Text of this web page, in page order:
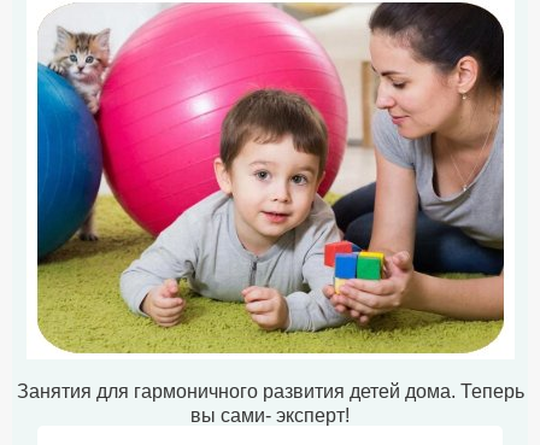
Занятия для гармоничного развития детей дома. Теперь
вы сами- эксперт!